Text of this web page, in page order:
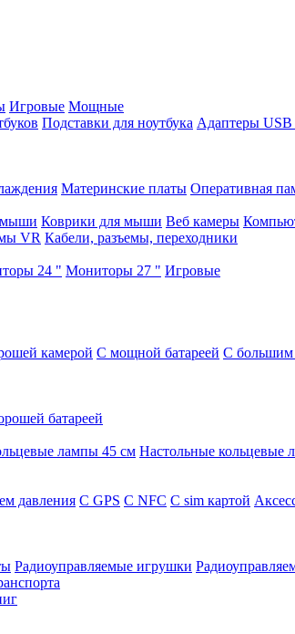
Игровые Мощные
Подставки для ноутбука Адаптеры USB
Материнские платы Оперативная
мыши Коврики для мыши Веб камеры
VR Кабели, разъемы, переходники
24 " Мониторы 27 " Игровые
камерой С мощной батареей С большим
батареей
лампы 45 см Настольные кольцевые
давления C GPS C NFC C sim картой
Радиоуправляемые игрушки